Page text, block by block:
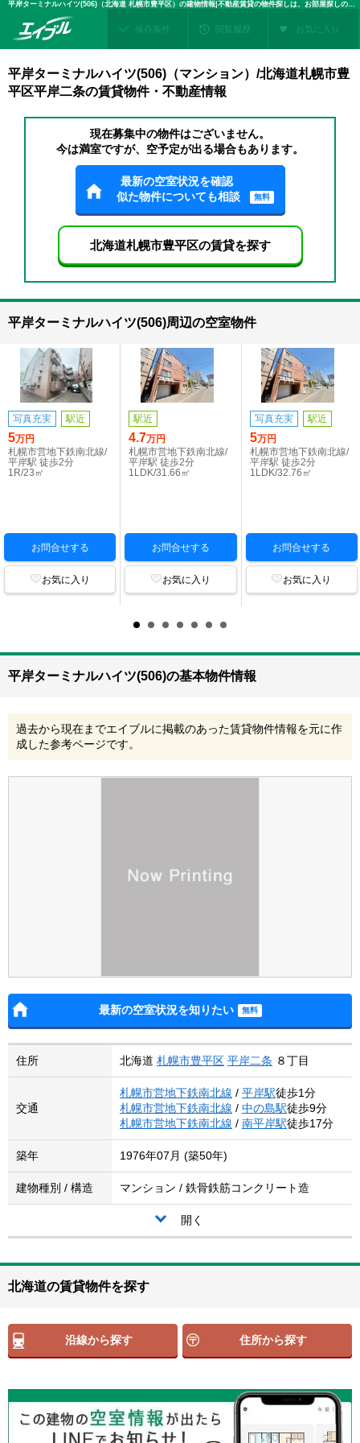
平岸ターミナルハイツ(506)（北海道 札幌市豊平区）の建物情報|不動産賃貸の物件探しは、お部屋探しのエイブル
保存条件 閲覧履歴 お気に入り
平岸ターミナルハイツ(506)（マンション）/北海道札幌市豊
平区平岸二条の賃貸物件・不動産情報
現在募集中の物件はございません。
今は満室ですが、空予定が出る場合もあります。
最新の空室状況を確認
似た物件についても相談
無料
北海道札幌市豊平区の賃貸を探す
平岸ターミナルハイツ(506)周辺の空室物件
写真充実 駅近
5万円
札幌市営地下鉄南北線/
平岸駅 徒歩2分
1R/23㎡
お問合せする
お気に入り
駅近
4.7万円
札幌市営地下鉄南北線/
平岸駅 徒歩2分
1LDK/31.66㎡
お問合せする
お気に入り
写真充実 駅近
5万円
札幌市営地下鉄南北線/
平岸駅 徒歩2分
1LDK/32.76㎡
お問合せする
お気に入り
平岸ターミナルハイツ(506)の基本物件情報
過去から現在までエイブルに掲載のあった賃貸物件情報を元に作
成した参考ページです。
最新の空室状況を知りたい
住所 北海道 札幌市豊平区 平岸二条 ８丁目
交通
札幌市営地下鉄南北線 / 平岸駅徒歩1分
札幌市営地下鉄南北線 / 中の島駅徒歩9分
札幌市営地下鉄南北線 / 南平岸駅徒歩17分
築年 1976年07月 (築50年)
建物種別 / 構造 マンション / 鉄骨鉄筋コンクリート造
開く
北海道の賃貸物件を探す
沿線から探す 住所から探す